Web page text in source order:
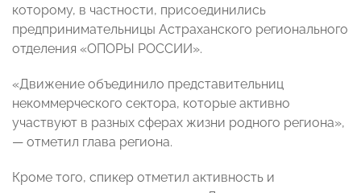
которому, в частности, присоединились
предпринимательницы Астраханского регионального
отделения «ОПОРЫ РОССИИ».
«Движение объединило представительниц
некоммерческого сектора, которые активно
участвуют в разных сферах жизни родного региона»,
— отметил глава региона.
Кроме того, спикер отметил активность и